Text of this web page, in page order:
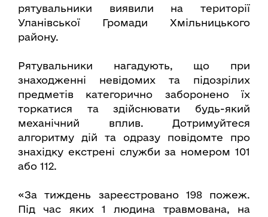
рятувальники виявили на території
Уланівської Громади Хмільницького
району.
Рятувальники нагадують, що при
знаходженні невідомих та підозрілих
предметів категорично заборонено їх
торкатися та здійснювати будь-який
механічний вплив. Дотримуйтеся
алгоритму дій та одразу повідомте про
знахідку екстрені служби за номером 101
або 112.
«За тиждень зареєстровано 198 пожеж.
Під час яких 1 людина травмована, на